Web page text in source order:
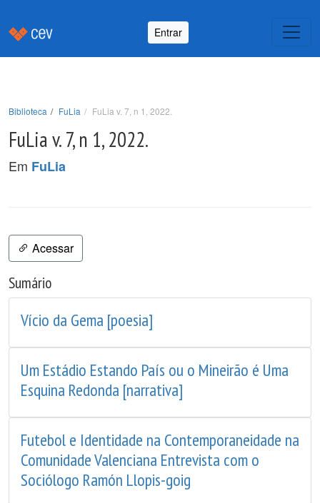
Entrar
Biblioteca FuLia FuLia v. 7, n 1, 2022.
FuLia v. 7, n 1, 2022.
Em FuLia
Acessar
Sumário
Vício da Gema [poesia]
Um Estádio Estando País ou o Mineirão é Uma
Esquina Redonda [narrativa]
Futebol e Identidade na Contemporaneidade na
Comunidade Valenciana Entrevista com o
Sociólogo Ramón Llopis-goig